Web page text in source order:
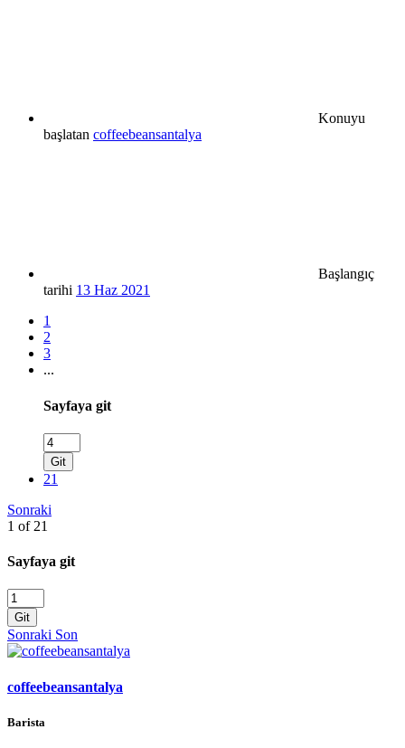
Konuyu
başlatan coffeebeansantalya
Başlangıç
tarihi 13 Haz 2021
1
2
3
...
Sayfaya git
Git
21
Sonraki
1 of 21
Sayfaya git
Git
Sonraki Son
coffeebeansantalya
Barista